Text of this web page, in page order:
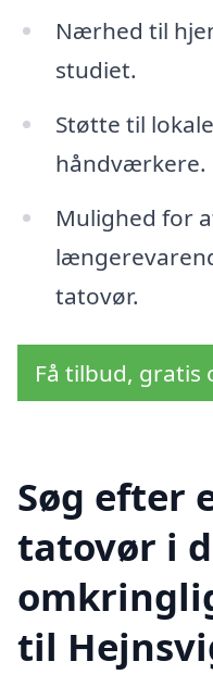
Nærhed til
studiet.
Støtte til
håndværkere.
Mulighed for
tatovør.
Få tilbud,
Søg efter
tatovør i
til